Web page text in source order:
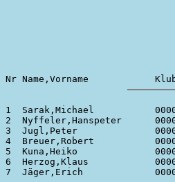
1  Sarak,Michael
2  Nyffeler,Hanspeter
3  Jugl,Peter
4  Breuer,Robert
5  Kuna,Heiko
6  Herzog,Klaus